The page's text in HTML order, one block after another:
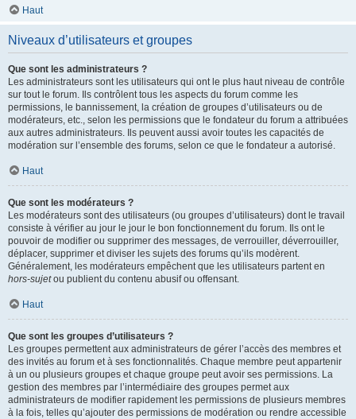
Haut
Niveaux d’utilisateurs et groupes
Que sont les administrateurs ?
Les administrateurs sont les utilisateurs qui ont le plus haut niveau de contrôle
sur tout le forum. Ils contrôlent tous les aspects du forum comme les
permissions, le bannissement, la création de groupes d’utilisateurs ou de
modérateurs, etc., selon les permissions que le fondateur du forum a attribuées
aux autres administrateurs. Ils peuvent aussi avoir toutes les capacités de
modération sur l’ensemble des forums, selon ce que le fondateur a autorisé.
Haut
Que sont les modérateurs ?
Les modérateurs sont des utilisateurs (ou groupes d’utilisateurs) dont le travail
consiste à vérifier au jour le jour le bon fonctionnement du forum. Ils ont le
pouvoir de modifier ou supprimer des messages, de verrouiller, déverrouiller,
déplacer, supprimer et diviser les sujets des forums qu’ils modèrent.
Généralement, les modérateurs empêchent que les utilisateurs partent en
hors-sujetou publient du contenu abusif ou offensant.
Haut
Que sont les groupes d’utilisateurs ?
Les groupes permettent aux administrateurs de gérer l’accès des membres et
des invités au forum et à ses fonctionnalités. Chaque membre peut appartenir
à un ou plusieurs groupes et chaque groupe peut avoir ses permissions. La
gestion des membres par l’intermédiaire des groupes permet aux
administrateurs de modifier rapidement les permissions de plusieurs membres
à la fois, telles qu’ajouter des permissions de modération ou rendre accessible